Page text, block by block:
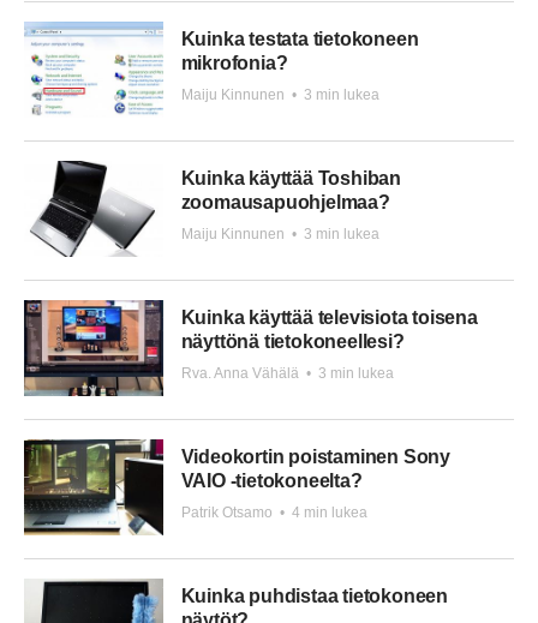
Kuinka testata tietokoneen
mikrofonia?
Maiju Kinnunen • 3 min lukea
Kuinka käyttää Toshiban
zoomausapuohjelmaa?
Maiju Kinnunen • 3 min lukea
Kuinka käyttää televisiota toisena
näyttönä tietokoneellesi?
Rva. Anna Vähälä • 3 min lukea
Videokortin poistaminen Sony
VAIO -tietokoneelta?
Patrik Otsamo • 4 min lukea
Kuinka puhdistaa tietokoneen